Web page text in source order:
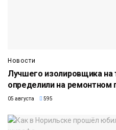
Новости
Лучшего изолировщика на
определили на ремонтном
05 августа 595